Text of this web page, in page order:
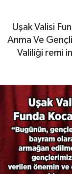
Uşak Valisi
Anma Ve
Valiliği remi
EKONOMİ
EĞİTİM
ÇEVRE
DÜNYA
HABERDE
Puan
Son
Haber